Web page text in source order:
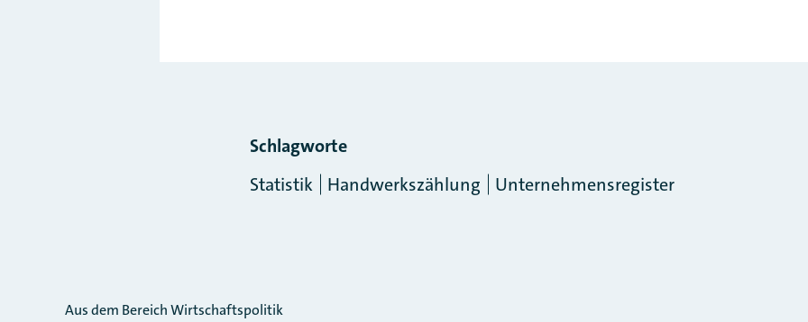
Schlagworte
Statistik
Handwerkszählung Unternehmensregister
Aus dem Bereich Wirtschaftspolitik